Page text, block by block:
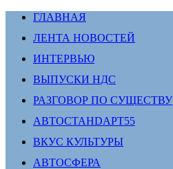
ГЛАВНАЯ
ЛЕНТА НОВОСТЕЙ
ИНТЕРВЬЮ
ВЫПУСКИ НДС
РАЗГОВОР ПО СУЩЕСТВУ
АВТОСТАНDАРТ55
ВКУС КУЛЬТУРЫ
АВТОСФЕРА